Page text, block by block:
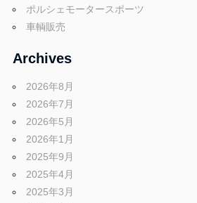
ポルシェモータースポーツ
車輌販売
Archives
2026年8月
2026年7月
2026年5月
2026年1月
2025年9月
2025年4月
2025年3月